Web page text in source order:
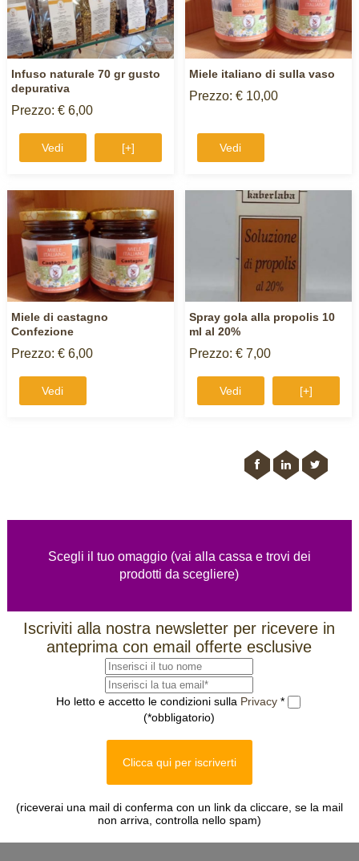
Infuso naturale 70 gr gusto
depurativa
Prezzo: € 6,00
Vedi [+]
Miele italiano di sulla vaso
Prezzo: € 10,00
Vedi
Miele di castagno
Confezione
Prezzo: € 6,00
Vedi
Spray gola alla propolis 10
ml al 20%
Prezzo: € 7,00
Vedi [+]
Scegli il tuo omaggio (vai alla cassa e trovi dei
prodotti da scegliere)
Iscriviti alla nostra newsletter per ricevere in
anteprima con email offerte esclusive
Ho letto e accetto le condizioni sulla Privacy *
(*obbligatorio)
Clicca qui per iscriverti
(riceverai una mail di conferma con un link da cliccare, se la mail
non arriva, controlla nello spam)